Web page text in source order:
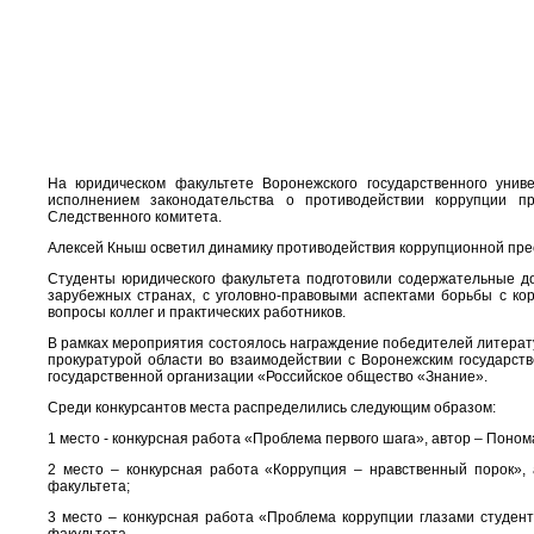
На юридическом факультете Воронежского государственного
исполнением законодательства о противодействии коррупции
Следственного комитета.
Алексей Кныш осветил динамику противодействия коррупционной
Студенты юридического факультета подготовили
зарубежных странах, с уголовно-правовыми аспектами борьбы с
вопросы коллег и практических работников.
В рамках мероприятия состоялось награждение победителей
прокуратурой области во взаимодействии с Воронежским
государственной организации «Российское общество «Знание».
Среди конкурсантов места распределились следующим образом:
1 место - конкурсная работа «Проблема первого шага», автор –
2 место – конкурсная работа «Коррупция – нравственный
факультета;
3 место – конкурсная работа «Проблема коррупции глазами